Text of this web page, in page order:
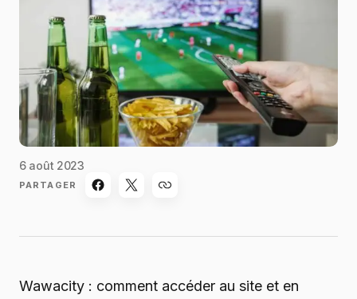
6 août 2023
PARTAGER
Wawacity : comment accéder au site et en